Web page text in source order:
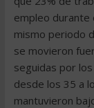
empleo durante
mismo periodo
se movieron
seguidas por
desde los 35 a
mantuvieron